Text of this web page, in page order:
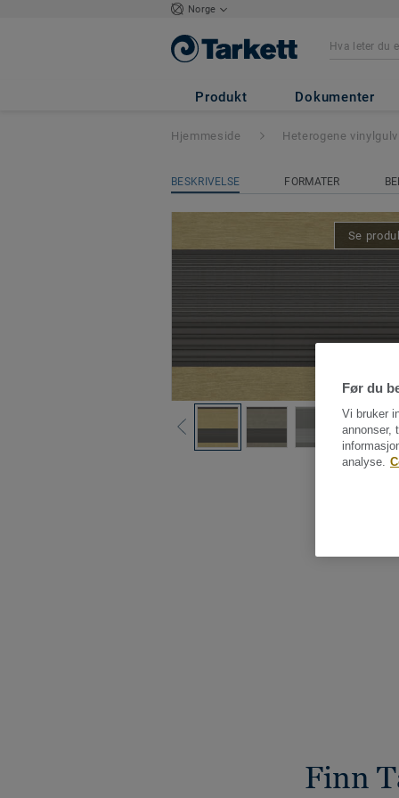
Norge
Produkt Dokumenter
Tapiflex Stairs -
Hjemmeside Heterogene vinylgulv
BESKRIVELSE FORMATER
Se
Finn
Før du
Vi bruker
annonser,
analyse.